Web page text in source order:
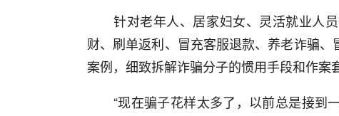
针对老年人、居家妇女、灵活就业人员
财、刷单返利、冒充客服退款、养老诈骗
案例，细致拆解诈骗分子的惯用手段和作案
“现在骗子花样太多了，以前总是接到